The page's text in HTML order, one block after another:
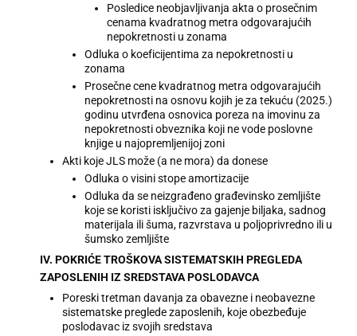
Posledice neobjavljivanja akta o prosečnim
cenama kvadratnog metra odgovarajućih
nepokretnosti u zonama
Odluka o koeficijentima za nepokretnosti u
zonama
Prosečne cene kvadratnog metra odgovarajućih
nepokretnosti na osnovu kojih je za tekuću (2025.)
godinu utvrđena osnovica poreza na imovinu za
nepokretnosti obveznika koji ne vode poslovne
knjige u najopremljenijoj zoni
Akti koje JLS može (a ne mora) da donese
Odluka o visini stope amortizacije
Odluka da se neizgrađeno građevinsko zemljište
koje se koristi isključivo za gajenje biljaka, sadnog
materijala ili šuma, razvrstava u poljoprivredno ili u
šumsko zemljište
IV. POKRIĆE TROŠKOVA SISTEMATSKIH PREGLEDA
ZAPOSLENIH IZ SREDSTAVA POSLODAVCA
Poreski tretman davanja za obavezne i neobavezne
sistematske preglede zaposlenih, koje obezbeđuje
poslodavac iz svojih sredstava